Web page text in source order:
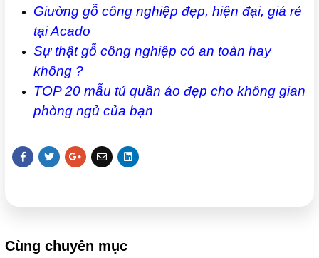
Giường gỗ công nghiệp đẹp, hiện đại, giá rẻ
tại Acado
Sự thật gỗ công nghiệp có an toàn hay
không ?
TOP 20 mẫu tủ quần áo đẹp cho không gian
phòng ngủ của bạn
Cùng chuyên mục